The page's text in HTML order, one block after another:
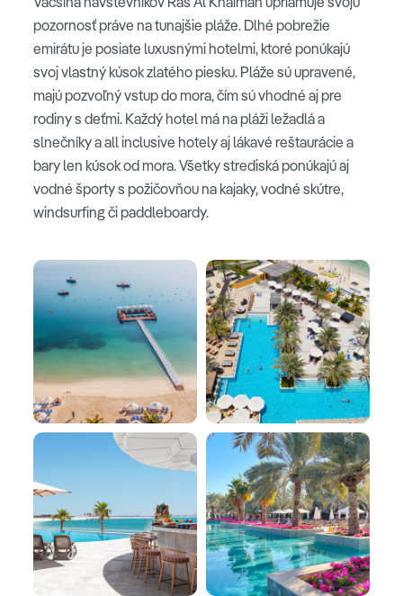
pozornosť práve na tunajšie pláže. Dlhé pobrežie
emirátu je posiate luxusnými hotelmi, ktoré ponúkajú
svoj vlastný kúsok zlatého piesku. Pláže sú upravené,
majú pozvoľný vstup do mora, čím sú vhodné aj pre
rodiny s deťmi. Každý hotel má na pláži ležadlá a
slnečníky a all inclusive hotely aj lákavé reštaurácie a
bary len kúsok od mora. Všetky strediská ponúkajú aj
vodné športy s požičovňou na kajaky, vodné skútre,
windsurfing či paddleboardy.